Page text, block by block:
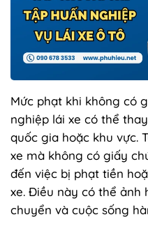
Mức phạt khi không có
nghiệp lái xe có thể
quốc gia hoặc khu vực.
xe mà không có giấy
đến việc bị phạt tiền
xe. Điều này có thể ảnh
chuyển và cuộc sống